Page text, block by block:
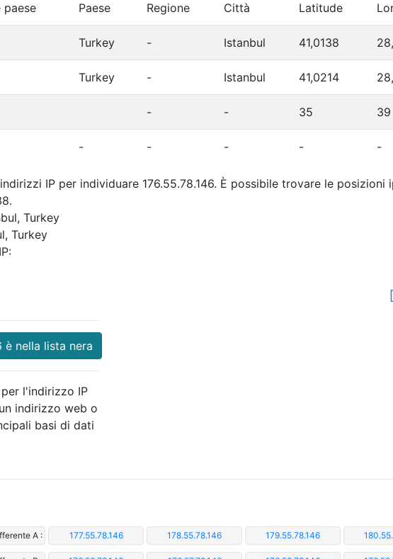
paese Paese Regione Città Latitude
Turkey - Istanbul 41,0138
Turkey - Istanbul 41,0214
- - 35 39
- - - - -
IP per individuare 176.55.78.146. È possibile trovare le
Turkey
Turkey
è nella lista nera
l'indirizzo IP
indirizzo web o
basi di dati
A : 177.55.78.146 178.55.78.146 179.55.78.146